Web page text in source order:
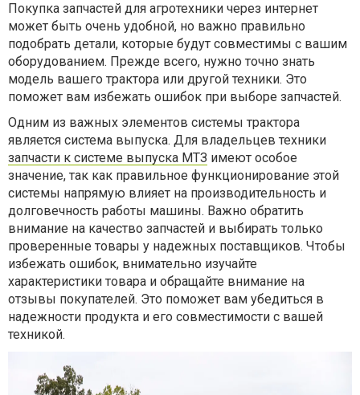
Покупка запчастей для агротехники через интернет
может быть очень удобной, но важно правильно
подобрать детали, которые будут совместимы с вашим
оборудованием. Прежде всего, нужно точно знать
модель вашего трактора или другой техники. Это
поможет вам избежать ошибок при выборе запчастей.
Одним из важных элементов системы трактора
является система выпуска. Для владельцев техники
запчасти к системе выпуска МТЗ имеют особое
значение, так как правильное функционирование этой
системы напрямую влияет на производительность и
долговечность работы машины. Важно обратить
внимание на качество запчастей и выбирать только
проверенные товары у надежных поставщиков. Чтобы
избежать ошибок, внимательно изучайте
характеристики товара и обращайте внимание на
отзывы покупателей. Это поможет вам убедиться в
надежности продукта и его совместимости с вашей
техникой.